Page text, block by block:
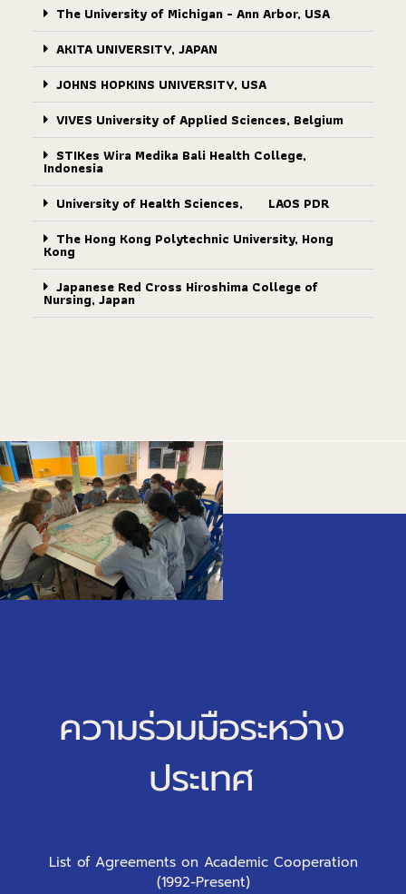
The University of Michigan - Ann Arbor, USA
AKITA UNIVERSITY, JAPAN
JOHNS HOPKINS UNIVERSITY, USA
VIVES University of Applied Sciences, Belgium
STIKes Wira Medika Bali Health College,
Indonesia
University of Health Sciences, LAOS PDR
The Hong Kong Polytechnic University, Hong
Kong
Japanese Red Cross Hiroshima College of
Nursing, Japan
ความร่วมมือระหว่าง
ประเทศ
List of Agreements on Academic Cooperation
(1992-Present)